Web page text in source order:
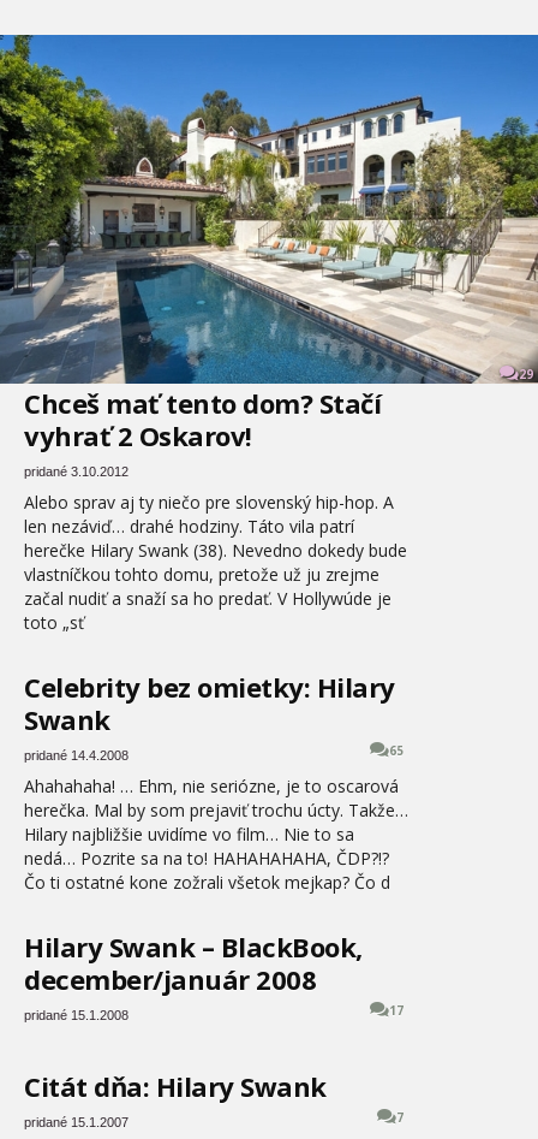
29
Chceš mať tento dom? Stačí
vyhrať 2 Oskarov!
pridané 3.10.2012
Alebo sprav aj ty niečo pre slovenský hip-hop. A
len nezáviď… drahé hodziny. Táto vila patrí
herečke Hilary Swank (38). Nevedno dokedy bude
vlastníčkou tohto domu, pretože už ju zrejme
začal nudiť a snaží sa ho predať. V Hollywúde je
toto „sť
Celebrity bez omietky: Hilary
Swank
65
pridané 14.4.2008
Ahahahaha! … Ehm, nie seriózne, je to oscarová
herečka. Mal by som prejaviť trochu úcty. Takže…
Hilary najbližšie uvidíme vo film… Nie to sa
nedá… Pozrite sa na to! HAHAHAHAHA, ČDP?!?
Čo ti ostatné kone zožrali všetok mejkap? Čo d
Hilary Swank – BlackBook,
december/január 2008
17
pridané 15.1.2008
Citát dňa: Hilary Swank
7
pridané 15.1.2007